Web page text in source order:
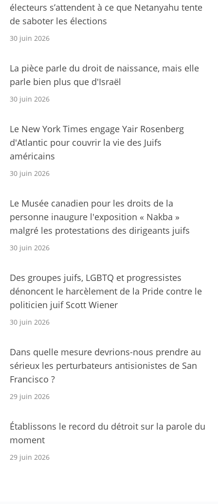
électeurs s’attendent à ce que Netanyahu tente
de saboter les élections
30 juin 2026
La pièce parle du droit de naissance, mais elle
parle bien plus que d'Israël
30 juin 2026
Le New York Times engage Yair Rosenberg
d'Atlantic pour couvrir la vie des Juifs
américains
30 juin 2026
Le Musée canadien pour les droits de la
personne inaugure l'exposition « Nakba »
malgré les protestations des dirigeants juifs
30 juin 2026
Des groupes juifs, LGBTQ et progressistes
dénoncent le harcèlement de la Pride contre le
politicien juif Scott Wiener
30 juin 2026
Dans quelle mesure devrions-nous prendre au
sérieux les perturbateurs antisionistes de San
Francisco ?
29 juin 2026
Établissons le record du détroit sur la parole du
moment
29 juin 2026